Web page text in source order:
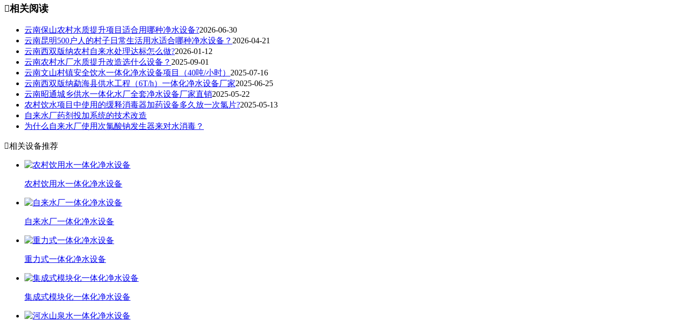
相关阅读
云南保山农村水质提升项目适合用哪种净水设备?2026-06-30
云南昆明500户人的村子日常生活用水适合哪种净水设备？ 2026-04-21
云南西双版纳农村自来水处理达标怎么做?2026-01-12
云南农村水厂水质提升改造选什么设备？ 2025-09-01
云南文山村镇安全饮水一体化净水设备项目（40吨/小时） 2025-07-16
云南西双版纳勐海县供水工程（6T/h）一体化净水设备厂家2025-06-25
云南昭通城乡供水一体化水厂全套净水设备厂家直销2025-05-22
农村饮水项目中使用的缓释消毒器加药设备多久放一次氯片?2025-05-13
自来水厂药剂投加系统的技术改造
为什么自来水厂使用次氯酸钠发生器来对水消毒？
相关设备推荐
农村饮用水一体化净水设备
自来水厂一体化净水设备
重力式一体化净水设备
集成式模块化一体化净水设备